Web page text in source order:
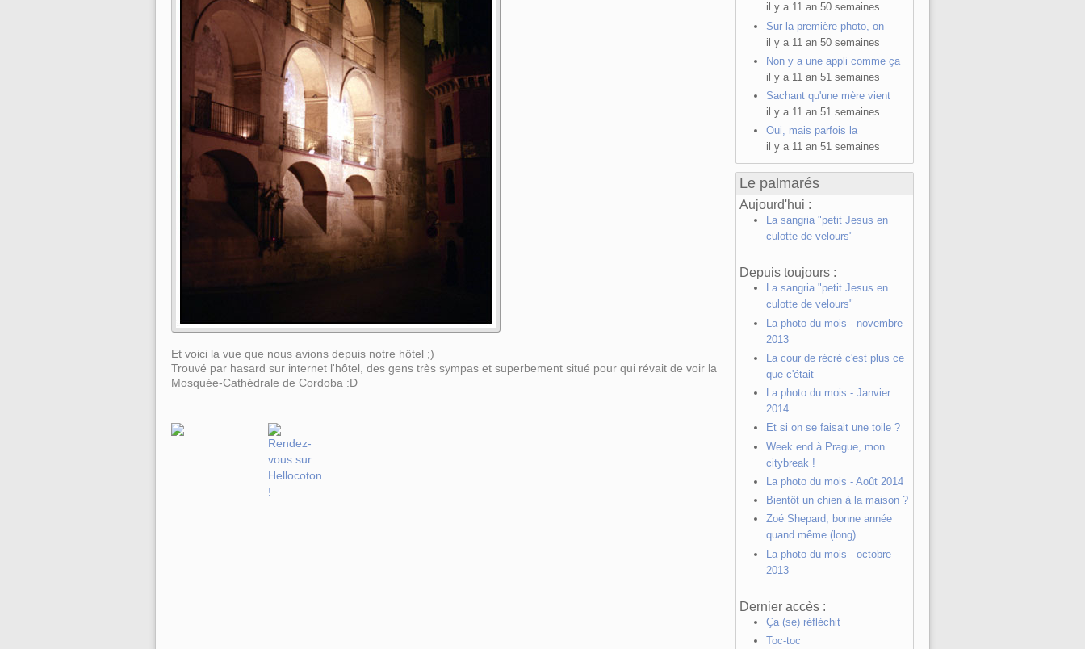
Et voici la vue que nous avions depuis notre hôtel ;)
Trouvé par hasard sur internet l'hôtel, des gens très sympas et superbement situé pour qui révait de voir la
Mosquée-Cathédrale de Cordoba :D
il y a 11 an 50 semaines
Sur la première photo, on
il y a 11 an 50 semaines
Non y a une appli comme ça
il y a 11 an 51 semaines
Sachant qu'une mère vient
il y a 11 an 51 semaines
Oui, mais parfois la
il y a 11 an 51 semaines
Le palmarés
Aujourd'hui :
La sangria "petit Jesus en
culotte de velours"
Depuis toujours :
La sangria "petit Jesus en
culotte de velours"
La photo du mois - novembre
2013
La cour de récré c'est plus ce
que c'était
La photo du mois - Janvier
2014
Et si on se faisait une toile ?
Week end à Prague, mon
citybreak !
La photo du mois - Août 2014
Bientôt un chien à la maison ?
Zoé Shepard, bonne année
quand même (long)
La photo du mois - octobre
2013
Dernier accès :
Ça (se) réfléchit
Toc-toc